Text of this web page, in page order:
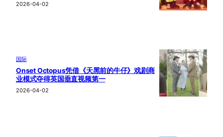
2026-04-02
国际
Onset Octopus凭借《天黑前的牛仔》戏剧商
业模式夺得英国垂直视频第一
2026-04-02